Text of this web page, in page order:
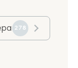
278